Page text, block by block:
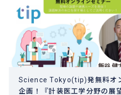
Science Tokyo(tip)発無料オ
企画！『計装医工学分野の展